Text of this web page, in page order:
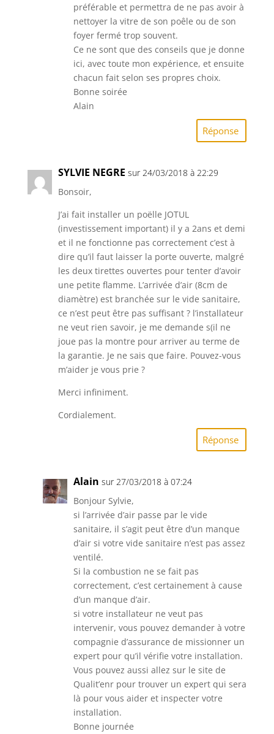
préférable et permettra de ne pas avoir à
nettoyer la vitre de son poêle ou de son
foyer fermé trop souvent.
Ce ne sont que des conseils que je donne
ici, avec toute mon expérience, et ensuite
chacun fait selon ses propres choix.
Bonne soirée
Alain
Réponse
SYLVIE NEGRE sur 24/03/2018 à 22:29
Bonsoir,
J’ai fait installer un poëlle JOTUL
(investissement important) il y a 2ans et demi
et il ne fonctionne pas correctement c’est à
dire qu’il faut laisser la porte ouverte, malgré
les deux tirettes ouvertes pour tenter d’avoir
une petite flamme. L’arrivée d’air (8cm de
diamètre) est branchée sur le vide sanitaire,
ce n’est peut être pas suffisant ? l’installateur
ne veut rien savoir, je me demande s(il ne
joue pas la montre pour arriver au terme de
la garantie. Je ne sais que faire. Pouvez-vous
m’aider je vous prie ?
Merci infiniment.
Cordialement.
Réponse
Alain sur 27/03/2018 à 07:24
Bonjour Sylvie,
si l’arrivée d’air passe par le vide
sanitaire, il s’agit peut être d’un manque
d’air si votre vide sanitaire n’est pas assez
ventilé.
Si la combustion ne se fait pas
correctement, c’est certainement à cause
d’un manque d’air.
si votre installateur ne veut pas
intervenir, vous pouvez demander à votre
compagnie d’assurance de missionner un
expert pour qu’il vérifie votre installation.
Vous pouvez aussi allez sur le site de
Qualit’enr pour trouver un expert qui sera
là pour vous aider et inspecter votre
installation.
Bonne journée